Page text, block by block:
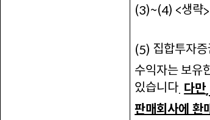
(3)~(4) <생략>
(5) 집합투자
수익자는 보유
있습니다.다만
판매회사에 환